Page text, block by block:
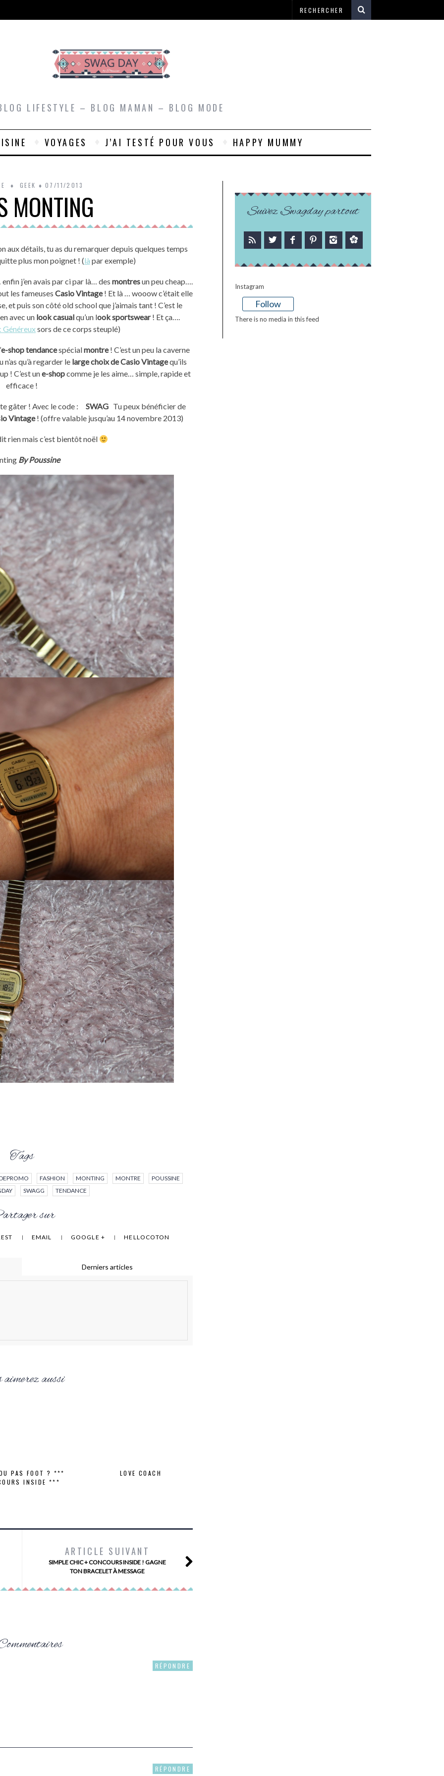
LIFESTYLE – BLOG MAMAN – BLOG MODE
VOYAGES J’AI TESTÉ POUR VOUS HAPPY MUMMY
GEEK 07/11/2013
MONTING
plus mon poignet ! (là par exemple)
j’en avais par ci par là… des montresun peu cheap….
les fameuses Casio Vintage! Et là … wooow c’était elle
et puis son côté old school que j’aimais tant ! C’est le
avec un look casualqu’un look sportswear! Et ça….
Généreuxsors de ce corps steuplé)
e-shop tendancespécialmontre! C’est un peu la caverne
qu’à regarder le large choix de Casio Vintagequ’ils
! C’est une-shopcomme je les aime… simple, rapide et
efficace !
gâter ! Avec le code : SWAG Tu peux bénéficier de
Vintage! (offre valable jusqu’au 14 novembre 2013)
rien mais c’est bientôt noël
By Poussine
Tags
FASHION MONTING MONTRE
POUSSINE
SWAGG TENDANCE
sur
EMAIL GOOGLE + HELLOCOTON
Derniers articles
aimerez aussi
PAS FOOT ? ***
INSIDE ***
LOVE COACH
ARTICLE SUIVANT
SIMPLE CHIC + CONCOURS INSIDE ! GAGNE
TON BRACELET À MESSAGE
RÉPONDRE
RÉPONDRE
Suivez Swagday partout
Instagram
Follow
There is no media in this feed